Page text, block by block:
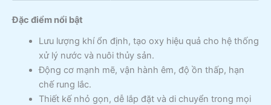
Đặc điểm nổi bật
Lưu lượng khí ổn định, tạo oxy hiệu quả cho hệ thống
xử lý nước và nuôi thủy sản.
Động cơ mạnh mẽ, vận hành êm, độ ồn thấp, hạn
chế rung lắc.
Thiết kế nhỏ gọn, dễ lắp đặt và di chuyển trong mọi